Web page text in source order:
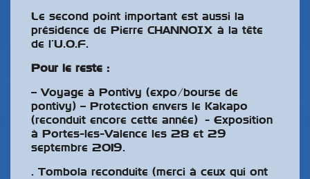
Le second point important est aussi la
présidence de Pierre CHANNOIX à la tête
de l’U.O.F.
Pour le reste :
– Voyage à Pontivy (expo/bourse de
pontivy) – Protection envers le Kakapo
(reconduit encore cette année) - Exposition
à Portes-les-Valence les 28 et 29
septembre 2019.
. Tombola reconduite (merci à ceux qui ont